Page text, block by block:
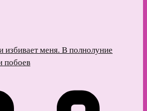
меня. В полнолуние
побоев